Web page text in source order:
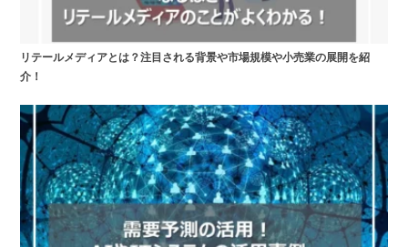
リテールメディアとは？注目される背景や市場規模や小売業の展開を紹
介！